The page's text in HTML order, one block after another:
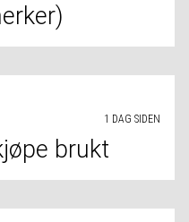
1 DAG SIDEN
brukt